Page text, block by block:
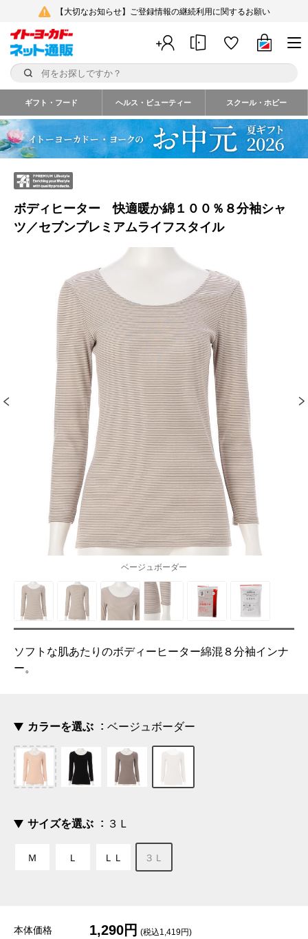
【大切なお知らせ】ご登録情報の継続利用に関するお願い
ギフト・フード ヘルス・ビューティー スクール・ホビー
ボディヒーター 快適暖か綿１００％８分袖シャ
ツ／セブンプレミアムライフスタイル
ベージュボーダー
ソフトな肌あたりのボディーヒーター綿混８分袖インナ
ー。
カラーを選ぶ ベージュボーダー
サイズを選ぶ ３Ｌ
Ｍ Ｌ ＬＬ ３Ｌ
本体価格 1,290円 (税込1,419円)